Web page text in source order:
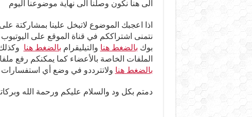
الى هنا نكون وصلنا الى نهاية موضوعنا اليوم
اذا اعجبك الموضوع لاتبخل علينا بمشاركتة
نتمنى اشتراككم في قناة الموقع على اليوتيوب
بوك بالضغط هنا والتيليقرام بالضغط هنا
الملفات الخاصة بالأعضاء كما يمكنكم رفع
بالضغط هنا ولاتترددو في وضع أي استفسارات
دمتم بكل ود والسلام عليكم ورحمة الله